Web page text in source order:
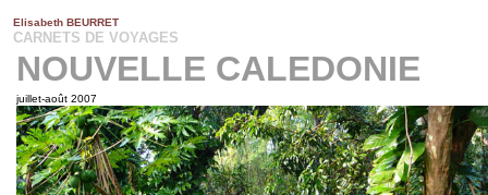
Elisabeth BEURRET
CARNETS DE VOYAGES
NOUVELLE CALEDONIE
juillet-août 2007